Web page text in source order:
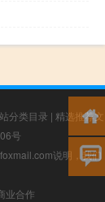
分类目录 | 精选推荐文
号
说明，我们
业合作